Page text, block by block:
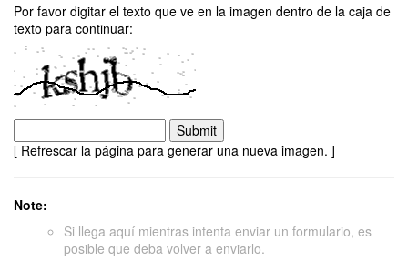
Por favor digitar el texto que ve en la imagen dentro de la caja de
texto para continuar:
[ Refrescar la página para generar una nueva imagen. ]
Note:
Si llega aquí mientras intenta enviar un formulario, es
posible que deba volver a enviarlo.